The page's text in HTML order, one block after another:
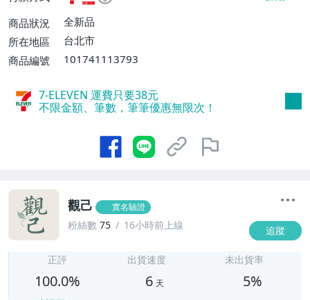
運費$60、滿5件或消費滿$1299免運
費】、宅配/貨運【單件運費$120、滿5件
商品狀況
全新品
所在地區
台北市
商品編號
101741113793
7-ELEVEN 運費只要38元
不限金額、筆數，筆筆優惠無限次！
觀己 實名驗證
粉絲數 75 16小時前上線 追蹤
正評
100.0%
出貨速度
6 天
未出貨率
5%